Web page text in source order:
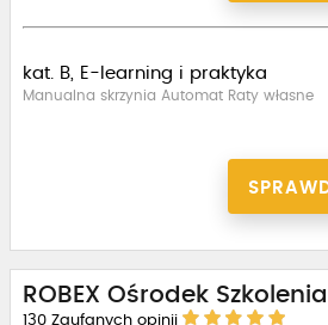
kat. B, E-learning i praktyka
Manualna skrzynia Automat Raty własne
ROBEX Ośrodek
130 Zaufanych opinii